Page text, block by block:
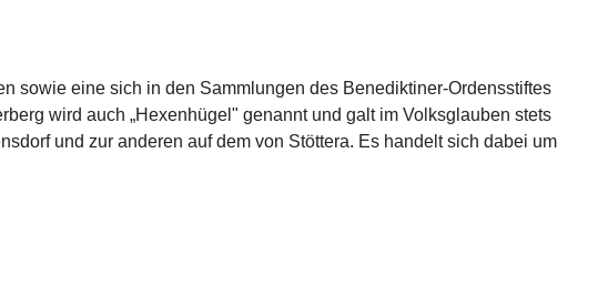
sowie eine sich in den Sammlungen des Benediktiner-Ordensstiftes
wird auch „Hexenhügel" genannt und galt im Volks­glauben stets
und zur anderen auf dem von Stöttera. Es handelt sich dabei um